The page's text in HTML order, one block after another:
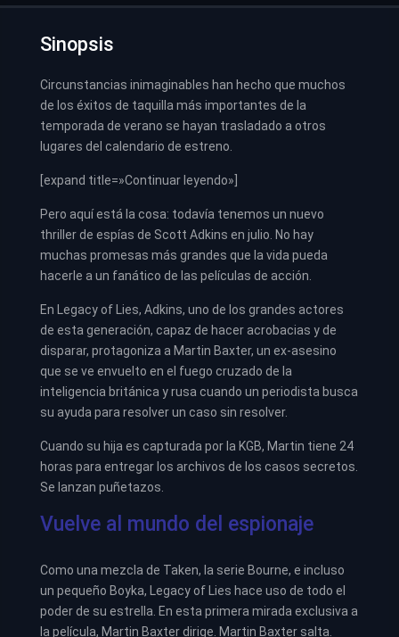
Sinopsis
Circunstancias inimaginables han hecho que muchos
de los éxitos de taquilla más importantes de la
temporada de verano se hayan trasladado a otros
lugares del calendario de estreno.
[expand title=»Continuar leyendo»]
Pero aquí está la cosa: todavía tenemos un nuevo
thriller de espías de Scott Adkins en julio. No hay
muchas promesas más grandes que la vida pueda
hacerle a un fanático de las películas de acción.
En Legacy of Lies, Adkins, uno de los grandes actores
de esta generación, capaz de hacer acrobacias y de
disparar, protagoniza a Martin Baxter, un ex-asesino
que se ve envuelto en el fuego cruzado de la
inteligencia británica y rusa cuando un periodista busca
su ayuda para resolver un caso sin resolver.
Cuando su hija es capturada por la KGB, Martin tiene 24
horas para entregar los archivos de los casos secretos.
Se lanzan puñetazos.
Vuelve al mundo del espionaje
Como una mezcla de Taken, la serie Bourne, e incluso
un pequeño Boyka, Legacy of Lies hace uso de todo el
poder de su estrella. En esta primera mirada exclusiva a
la película, Martin Baxter dirige. Martin Baxter salta.